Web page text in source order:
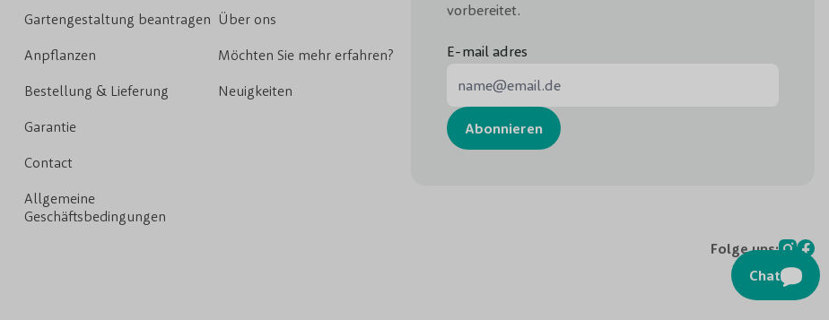
Gartengestaltung beantragen
Anpflanzen
Bestellung & Lieferung
Garantie
Contact
Allgemeine
Geschäftsbedingungen
Über ons
Möchten Sie mehr erfahren?
Neuigkeiten
vorbereitet.
E-mail adres
Abonnieren
Folge uns:
Chat